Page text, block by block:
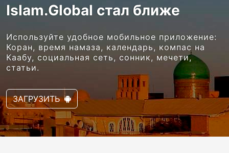
Islam.Global стал ближе
Используйте удобное мобильное приложение:
Коран, время намаза, календарь, компас на
Каабу, социальная сеть, сонник, мечети,
статьи.
ЗАГРУЗИТЬ